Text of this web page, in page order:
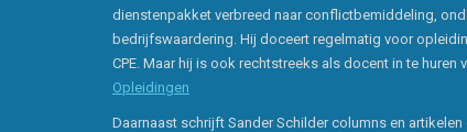
dienstenpakket verbreed naar conflictbemiddeling,
bedrijfswaardering. Hij doceert regelmatig voor
CPE. Maar hij is ook rechtstreeks als docent in te huren
Opleidingen
Daarnaast schrijft Sander Schilder columns en